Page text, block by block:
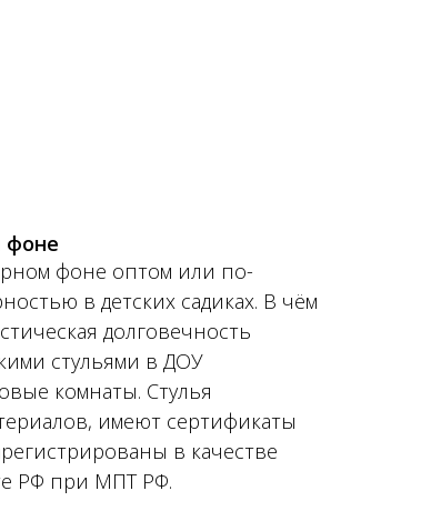
фоне
фоне оптом или по-
в детских садиках. В чём
долговечность
стульями в ДОУ
комнаты. Стулья
имеют сертификаты
в качестве
РФ при МПТ РФ.